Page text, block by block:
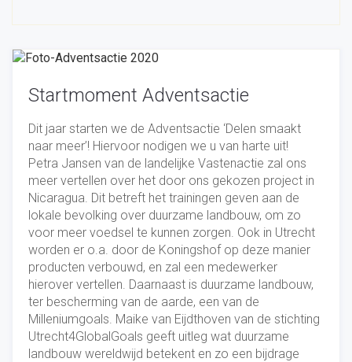
Startmoment Adventsactie
Dit jaar starten we de Adventsactie ‘Delen smaakt
naar meer’! Hiervoor nodigen we u van harte uit!
Petra Jansen van de landelijke Vastenactie zal ons
meer vertellen over het door ons gekozen project in
Nicaragua. Dit betreft het trainingen geven aan de
lokale bevolking over duurzame landbouw, om zo
voor meer voedsel te kunnen zorgen. Ook in Utrecht
worden er o.a. door de Koningshof op deze manier
producten verbouwd, en zal een medewerker
hierover vertellen. Daarnaast is duurzame landbouw,
ter bescherming van de aarde, een van de
Milleniumgoals. Maike van Eijdthoven van de stichting
Utrecht4GlobalGoals geeft uitleg wat duurzame
landbouw wereldwijd betekent en zo een bijdrage